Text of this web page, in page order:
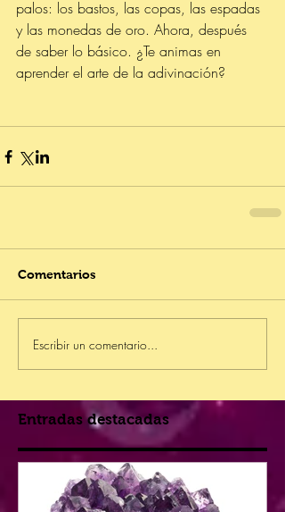
palos: los bastos, las copas, las espadas
y las monedas de oro. Ahora, después
de saber lo básico. ¿Te animas en
aprender el arte de la adivinación?
Comentarios
Escribir un comentario...
Entradas destacadas